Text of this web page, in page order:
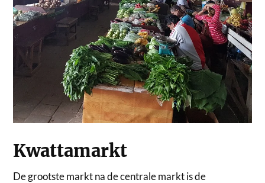
Kwattamarkt
De grootste markt na de centrale markt is de